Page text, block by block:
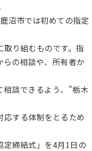
沼市では初めての指定
り組むものです。指
の相談や、所有者か
談できるよう、”栃木
する体制をとるため
定締結式」を4月1日の